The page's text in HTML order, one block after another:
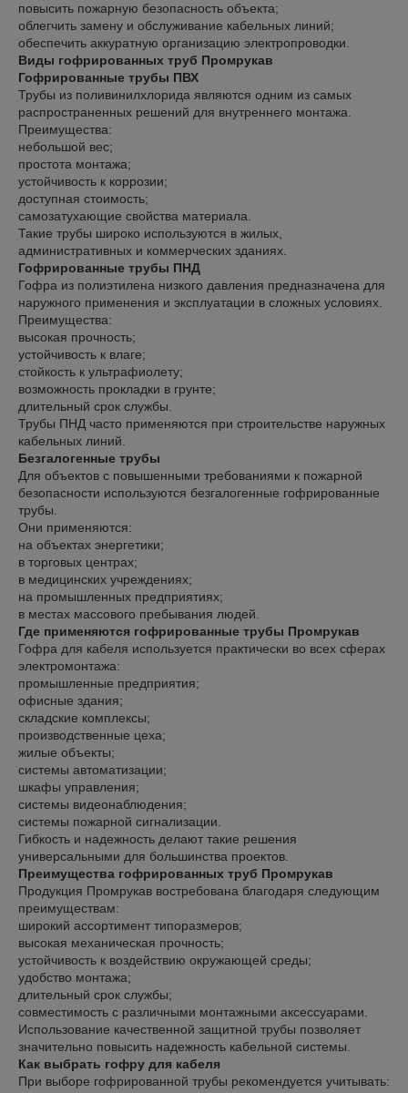
повысить пожарную безопасность объекта;
облегчить замену и обслуживание кабельных линий;
обеспечить аккуратную организацию электропроводки.
Виды гофрированных труб Промрукав
Гофрированные трубы ПВХ
Трубы из поливинилхлорида являются одним из самых
распространенных решений для внутреннего монтажа.
Преимущества:
небольшой вес;
простота монтажа;
устойчивость к коррозии;
доступная стоимость;
самозатухающие свойства материала.
Такие трубы широко используются в жилых,
административных и коммерческих зданиях.
Гофрированные трубы ПНД
Гофра из полиэтилена низкого давления предназначена для
наружного применения и эксплуатации в сложных условиях.
Преимущества:
высокая прочность;
устойчивость к влаге;
стойкость к ультрафиолету;
возможность прокладки в грунте;
длительный срок службы.
Трубы ПНД часто применяются при строительстве наружных
кабельных линий.
Безгалогенные трубы
Для объектов с повышенными требованиями к пожарной
безопасности используются безгалогенные гофрированные
трубы.
Они применяются:
на объектах энергетики;
в торговых центрах;
в медицинских учреждениях;
на промышленных предприятиях;
в местах массового пребывания людей.
Где применяются гофрированные трубы Промрукав
Гофра для кабеля используется практически во всех сферах
электромонтажа:
промышленные предприятия;
офисные здания;
складские комплексы;
производственные цеха;
жилые объекты;
системы автоматизации;
шкафы управления;
системы видеонаблюдения;
системы пожарной сигнализации.
Гибкость и надежность делают такие решения
универсальными для большинства проектов.
Преимущества гофрированных труб Промрукав
Продукция Промрукав востребована благодаря следующим
преимуществам:
широкий ассортимент типоразмеров;
высокая механическая прочность;
устойчивость к воздействию окружающей среды;
удобство монтажа;
длительный срок службы;
совместимость с различными монтажными аксессуарами.
Использование качественной защитной трубы позволяет
значительно повысить надежность кабельной системы.
Как выбрать гофру для кабеля
При выборе гофрированной трубы рекомендуется учитывать: